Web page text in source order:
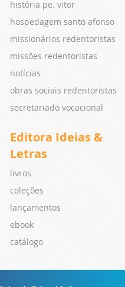
história pe. vitor
hospedagem santo afonso
missionários redentoristas
missões redentoristas
notícias
obras sociais redentoristas
secretariado vocacional
Editora Ideias &
Letras
livros
coleções
lançamentos
ebook
catálogo